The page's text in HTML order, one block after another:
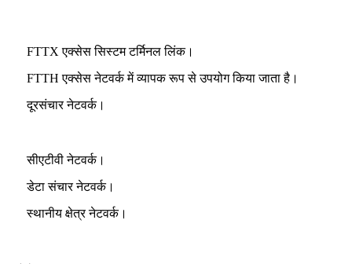
FTTX एक्सेस सिस्टम टर्मिनल लिंक।
FTTH एक्सेस नेटवर्क में व्यापक रूप से उपयोग किया जाता है।
दूरसंचार नेटवर्क।
सीएटीवी नेटवर्क।
डेटा संचार नेटवर्क।
स्थानीय क्षेत्र नेटवर्क।